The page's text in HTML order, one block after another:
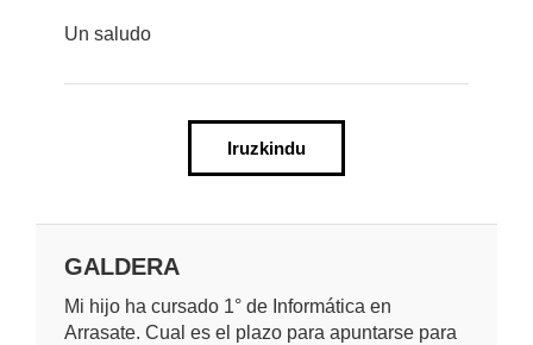
Un saludo
Iruzkindu
GALDERA
Mi hijo ha cursado 1° de Informática en
Arrasate. Cual es el plazo para apuntarse para